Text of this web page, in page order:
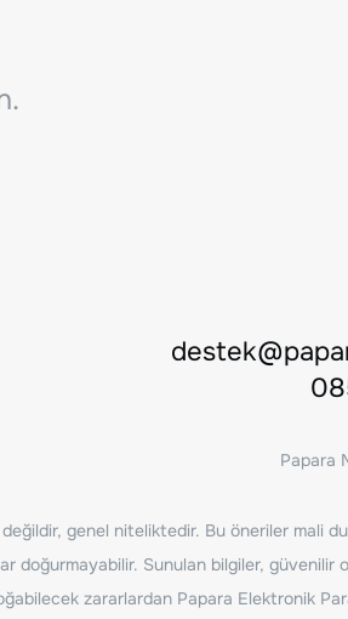
Papara
değildir, genel niteliktedir. Bu öneriler mali
doğurmayabilir. Sunulan bilgiler, güvenilir
zararlardan Papara Elektronik